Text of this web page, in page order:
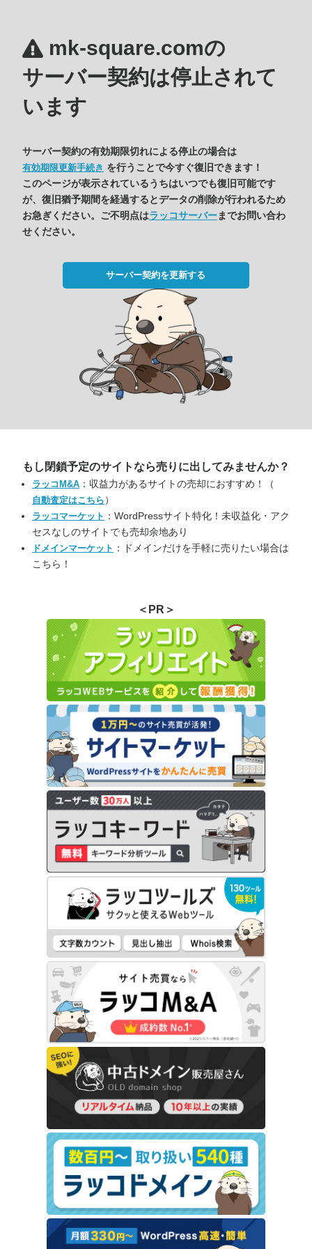
mk-square.comの
サーバー契約は停止されて
います
サーバー契約の有効期限切れによる停止の場合は
有効期限更新手続き を行うことで今すぐ復旧できます！
このページが表示されているうちはいつでも復旧可能です
が、復旧猶予期間を経過するとデータの削除が行われるため
お急ぎください。ご不明点はラッコサーバーまでお問い合わ
せください。
サーバー契約を更新する
もし閉鎖予定のサイトなら売りに出してみませんか？
ラッコM&A ：収益力があるサイトの売却におすすめ！（
自動査定はこちら ）
ラッコマーケット ：WordPressサイト特化！未収益化・アク
セスなしのサイトでも売却余地あり
ドメインマーケット ：ドメインだけを手軽に売りたい場合は
こちら！
＜PR＞